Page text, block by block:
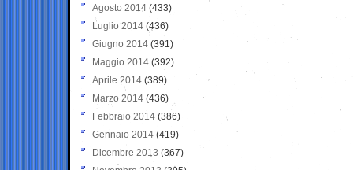
Agosto 2014 (433)
Luglio 2014 (436)
Giugno 2014 (391)
Maggio 2014 (392)
Aprile 2014 (389)
Marzo 2014 (436)
Febbraio 2014 (386)
Gennaio 2014 (419)
Dicembre 2013 (367)